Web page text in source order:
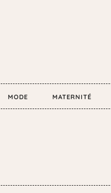
MODE MATERNITÉ